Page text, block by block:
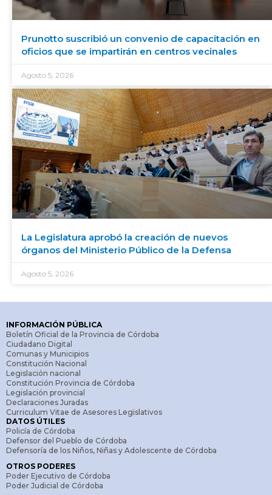
Prunotto suscribió un convenio de capacitación en
oficios que se impartirán en centros vecinales
Agosto 5, 2026
La Legislatura aprobó la creación de nuevos
órganos del Ministerio Público de la Defensa
Agosto 5, 2026
INFORMACIÓN PÚBLICA
Boletín Oficial de la Provincia de Córdoba
Ciudadano Digital
Comunas y Municipios
Constitución Nacional
Legislación nacional
Constitución Provincia de Córdoba
Legislación provincial
Declaraciones Juradas
Curriculum Vitae de Asesores Legislativos
DATOS ÚTILES
Policía de Córdoba
Defensor del Pueblo de Córdoba
Defensoría de los Niños, Niñas y Adolescente de Córdoba
OTROS PODERES
Poder Ejecutivo de Córdoba
Poder Judicial de Córdoba